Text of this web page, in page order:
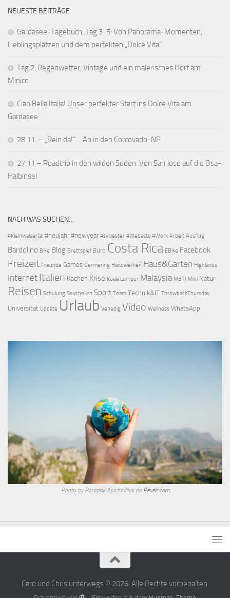
NEUESTE BEITRÄGE
Gardasee-Tagebuch, Tag 3-5: Von Panorama-Momenten,
Lieblingsplätzen und dem perfekten „Dolce Vita“
Tag 2: Regenwetter, Vintage und ein malerisches Dort am
Minico
Ciao Bella Italia! Unser perfekter Start ins Dolce Vita am
Gardasee
28.11. – „Rein da!“… Ab in den Corcovado-NP
27.11 – Roadtrip in den wilden Süden: Von San Jose auf die Osa-
Halbinsel
NACH WAS SUCHEN…
#Kleinwalsertal #neujahr #newyear #sylvester #Webasto #Work Arbeit Ausflug
Bardolino Bike Blog Brettspiel Büro Costa Rica EBike Facebook
Freizeit Freunde Games Germering Handwerken Haus&Garten Highlands
Internet Italien Kochen Krise Kuala Lumpur Malaysia MBTI Mini Natur
Reisen Schulung Seychellen Sport Team Technik&IT ThrowbackThursday
Universität Update Urlaub Venedig Video Wellness WhatsApp
Photo by Porapak Apichodilok on Pexels.com
Caro und Chris unterwegs © 2026. Alle Rechte vorbehalten.